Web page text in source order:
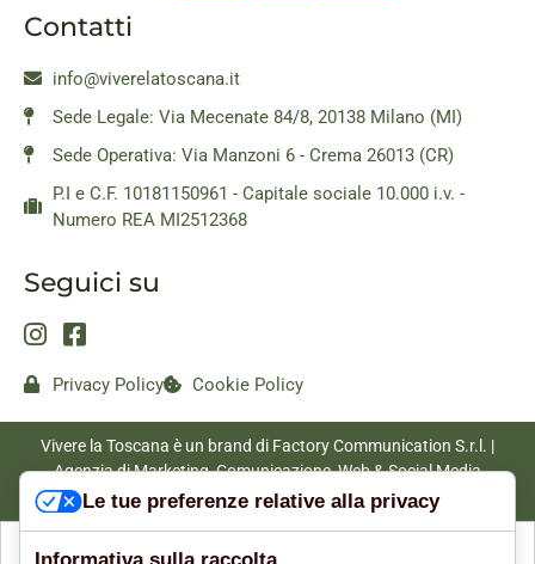
Contatti
info@viverelatoscana.it
Sede Legale: Via Mecenate 84/8, 20138 Milano (MI)
Sede Operativa: Via Manzoni 6 - Crema 26013 (CR)
P.I e C.F. 10181150961 - Capitale sociale 10.000 i.v. -
Numero REA MI2512368
Seguici su
Privacy Policy Cookie Policy
Vivere la Toscana è un brand di Factory Communication S.r.l. |
Agenzia di Marketing, Comunicazione, Web & Social Media
|www.factorycommunication.it
Le tue preferenze relative alla privacy